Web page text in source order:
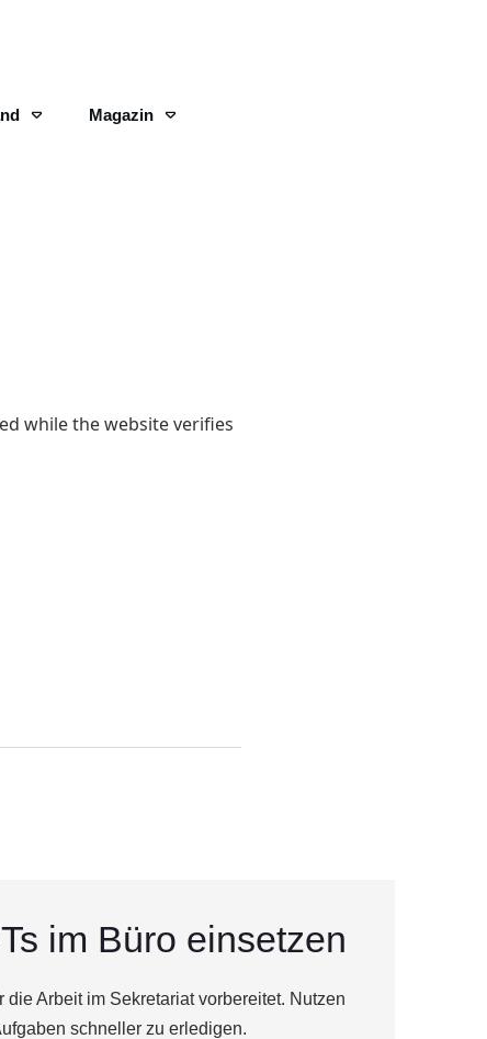
Magazin
im Büro einsetzen
Arbeit im Sekretariat vorbereitet. Nutzen
schneller zu erledigen.